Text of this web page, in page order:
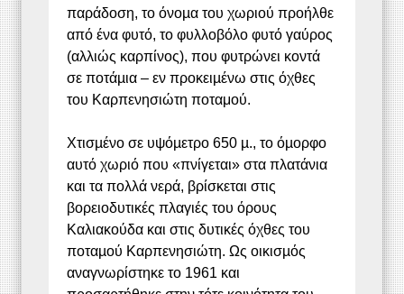
παράδοση, το όνοµα του χωριού προήλθε
από ένα φυτό, το φυλλοβόλο φυτό γαύρος
(αλλιώς καρπίνος), που φυτρώνει κοντά
σε ποτάµια – εν προκειµένω στις όχθες
του Καρπενησιώτη ποταμού.
Χτισµένο σε υψόµετρο 650 µ., το όµορφο
αυτό χωριό που «πνίγεται» στα πλατάνια
και τα πολλά νερά, βρίσκεται στις
βορειοδυτικές πλαγιές του όρους
Καλιακούδα και στις δυτικές όχθες του
ποταµού Καρπενησιώτη. Ως οικισµός
αναγνωρίστηκε το 1961 και